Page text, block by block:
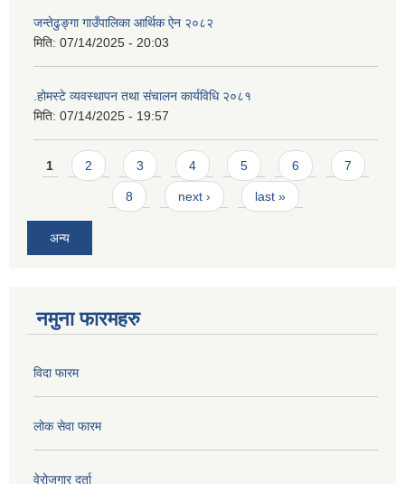
जन्तेढुङ्गा गाउँपालिका आर्थिक ऐन २०८२
मिति: 07/14/2025 - 20:03
.होमस्टे व्यवस्थापन तथा संचालन कार्यविधि २०८१
मिति: 07/14/2025 - 19:57
Pages
1 2 3 4 5 6 7
8 next › last »
अन्य
नमुना फारमहरु
विदा फारम
लोक सेवा फारम
वेरोजगार दर्ता